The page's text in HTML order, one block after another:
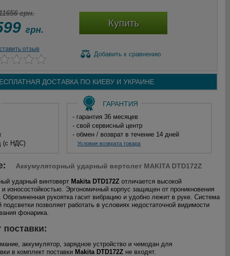
грн.
грн.
Купить
отзыв
Добавить к сравнению
ДОСТАВКА ПО КИЕВУ И УКРАИНЕ
(с НДС)
ГАРАНТИЯ
- гарантия 36 месяцев
- свой сервисный центр
- обмен / возврат в течение 14 дней
Условия возврата товара
Аккумуляторный ударный вертолет MAKITA DTD172Z
ударный винтоверт Makita DTD172Z отличается высокой
износостойкостью. Эргономичный корпус защищен от проникновения
Обрезиненная рукоятка гасит вибрацию и удобно лежит в руке. Система
подсветки позволяет работать в условиях недостаточной видимости
фонарика.
поставки:
аккумулятор, зарядное устройство и чемодан для
в комплект поставки Makita DTD172Z не входят.